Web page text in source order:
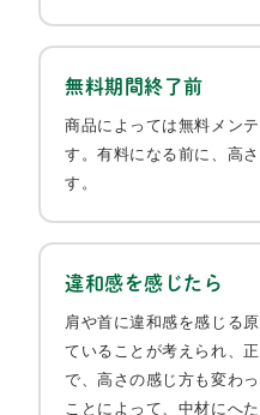
無料期間終了前
商品によっては無料メン
す。有料になる前に、高
す。​
違和感を感じたら
肩や首に違和感を感じる
ていることが考えられ、
で、高さの感じ方も変わ
ことによって、中材にへ